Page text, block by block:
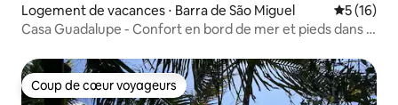
Logement de vacances ⋅ Barra de São Miguel
5 (16)
Casa Guadalupe - Confort en bord de mer et pieds dans le
Coup de cœur voyageurs
Coup de cœur voyageurs